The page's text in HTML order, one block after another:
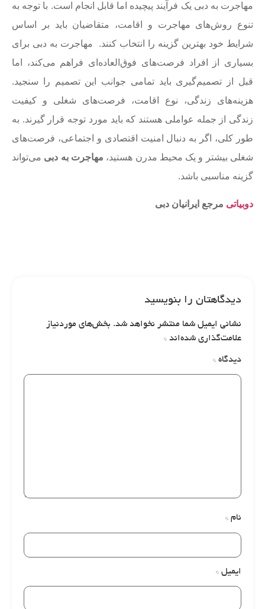
مهاجرت به دبی یک فرآیند پیچیده اما قابل انجام است. با توجه به
تنوع روش‌های مهاجرت و اقامت، متقاضیان باید بر اساس
شرایط خود بهترین گزینه را انتخاب کنند. مهاجرت به دبی برای
بسیاری از افراد فرصت‌های فوق‌العاده‌ای فراهم می‌کند، اما
قبل از تصمیم‌گیری باید تمامی جوانب این تصمیم را سنجید.
هزینه‌های زندگی، نوع اقامت، فرصت‌های شغلی و کیفیت
زندگی از جمله عواملی هستند که باید مورد توجه قرار گیرند. به
طور کلی، اگر به دنبال امنیت اقتصادی و اجتماعی، فرصت‌های
شغلی بیشتر و یک محیط مدرن هستید، مهاجرت به دبی می‌تواند
گزینه مناسبی باشد.
دوبیاتی مرجع ایرانیان دبی
دیدگاهتان را بنویسید
نشانی ایمیل شما منتشر نخواهد شد. بخش‌های موردنیاز
علامت‌گذاری شده‌اند *
دیدگاه *
نام *
ایمیل *